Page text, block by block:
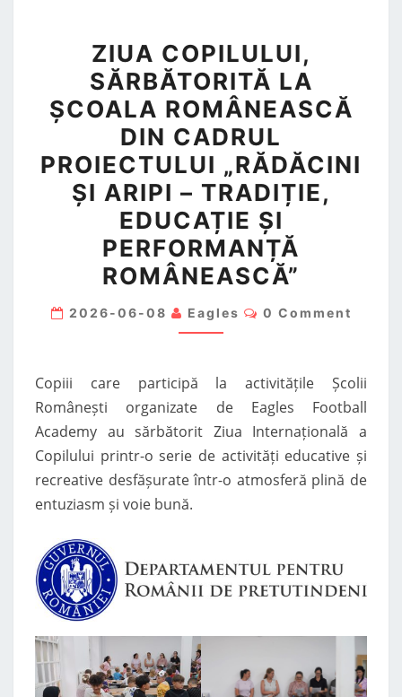
COPILULUI,
SĂRBĂTORITĂ
LA
ȘCOALA
ROMÂNEASCĂ
DIN
CADRUL
PROIECTULUI
„RĂDĂCINI
ȘI
–
PERFORMANȚĂ
ROMÂNEASCĂ”
ZIUA COPILULUI,
SĂRBĂTORITĂ LA
ȘCOALA ROMÂNEASCĂ
DIN CADRUL
PROIECTULUI „RĂDĂCINI
ȘI ARIPI – TRADIȚIE,
EDUCAȚIE ȘI
PERFORMANȚĂ
ROMÂNEASCĂ”
2026-06-08 Eagles Comments
0 Comment
Copiii care participă la activitățile Școlii
Românești organizate de Eagles Football
Academy au sărbătorit Ziua Internațională a
Copilului printr-o serie de activități educative și
recreative desfășurate într-o atmosferă plină de
entuziasm și voie bună.